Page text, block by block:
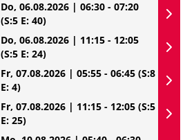
Do, 06.08.2026 | 06:30 - 07:20
(S:5 E: 40)
Do, 06.08.2026 | 11:15 - 12:05
(S:5 E: 24)
Fr, 07.08.2026 | 05:55 - 06:45 (S:8
E: 4)
Fr, 07.08.2026 | 11:15 - 12:05 (S:5
E: 25)